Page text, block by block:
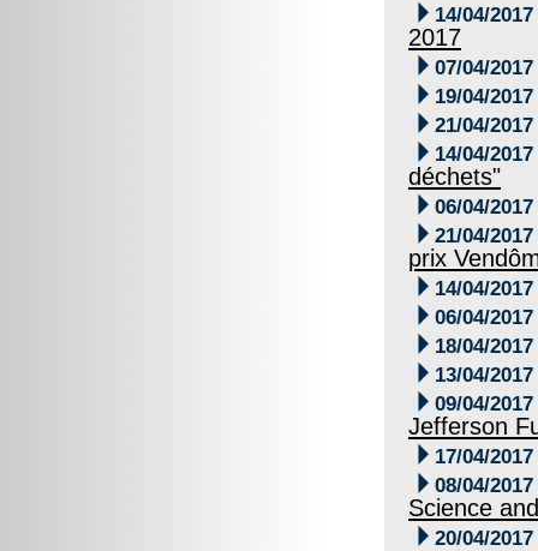
 14/04/2017
2017
 07/04/2017
 19/04/2017
 21/04/2017
 14/04/2017
déchets"
 06/04/2017
 21/04/2017
prix
 14/04/2017
 06/04/2017
 18/04/2017
 13/04/2017
 09/04/2017
Jefferson
 17/04/2017
 08/04/2017
Science
 20/04/2017